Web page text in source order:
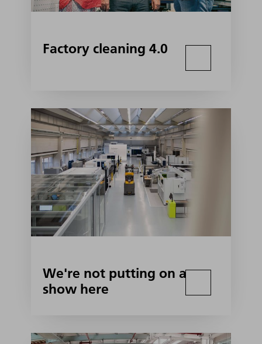
Factory cleaning 4.0
We're not putting on a
show here